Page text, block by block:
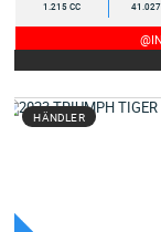
1.215 CC
HÄNDLER